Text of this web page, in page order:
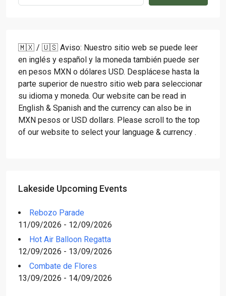
🇲🇽 / 🇺🇸 Aviso: Nuestro sitio web se puede leer
en inglés y español y la moneda también puede ser
en pesos MXN o dólares USD. Desplácese hasta la
parte superior de nuestro sitio web para seleccionar
su idioma y moneda. Our website can be read in
English & Spanish and the currency can also be in
MXN pesos or USD dollars. Please scroll to the top
of our website to select your language & currency .
Lakeside Upcoming Events
Rebozo Parade
11/09/2026 - 12/09/2026
Hot Air Balloon Regatta
12/09/2026 - 13/09/2026
Combate de Flores
13/09/2026 - 14/09/2026